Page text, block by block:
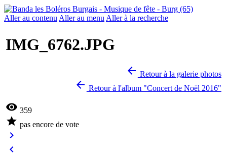
Aller au contenu Aller au menu Aller à la recherche
IMG_6762.JPG
 Retour à la galerie photos
 Retour à l'album "Concert de Noël 2016"
 359
 pas encore de vote

